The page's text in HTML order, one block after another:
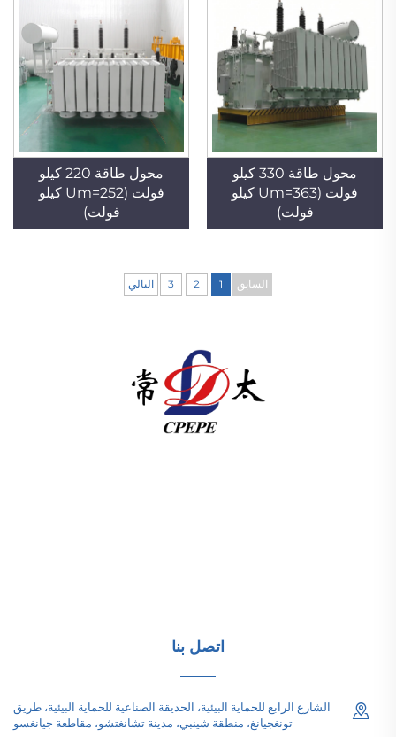
محول طاقة 330 كيلو
فولت (Um=363 كيلو
فولت)
محول طاقة 220 كيلو
فولت (Um=252 كيلو
فولت)
السابق 1
2
3 التالي
اتصل بنا
الشارع الرابع للحماية البيئية، الحديقة الصناعية للحماية البيئية، طريق
تونغجيانغ، منطقة شينبي، مدينة تشانغتشو، مقاطعة جيانغسو